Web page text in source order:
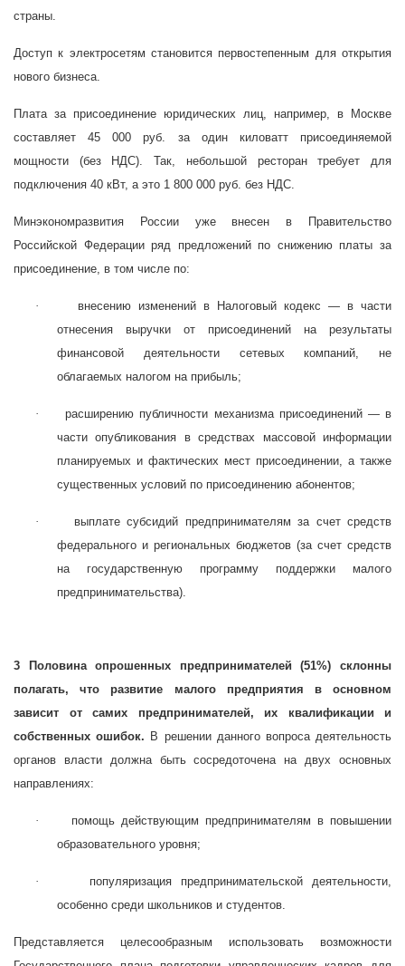
страны.
Доступ к электросетям становится первостепенным для открытия
нового бизнеса.
Плата за присоединение юридических лиц, например, в Москве
составляет 45 000 руб. за один киловатт присоединяемой
мощности (без НДС). Так, небольшой ресторан требует для
подключения 40 кВт, а это 1 800 000 руб. без НДС.
Минэкономразвития России уже внесен в Правительство
Российской Федерации ряд предложений по снижению платы за
присоединение, в том числе по:
·
внесению изменений в Налоговый кодекс — в части
отнесения выручки от присоединений на результаты
финансовой деятельности сетевых компаний, не
облагаемых налогом на прибыль;
·
расширению публичности механизма присоединений — в
части опубликования в средствах массовой информации
планируемых и фактических мест присоединении, а также
существенных условий по присоединению абонентов;
·
выплате субсидий предпринимателям за счет средств
федерального и региональных бюджетов (за счет средств
на государственную программу поддержки малого
предпринимательства).
3 Половина опрошенных предпринимателей (51%) склонны
полагать, что развитие малого предприятия в основном
зависит от самих предпринимателей, их квалификации и
собственных ошибок. В решении данного вопроса деятельность
органов власти должна быть сосредоточена на двух основных
направлениях:
·
помощь действующим предпринимателям в повышении
образовательного уровня;
·
популяризация предпринимательской деятельности,
особенно среди школьников и студентов.
Представляется целесообразным использовать возможности